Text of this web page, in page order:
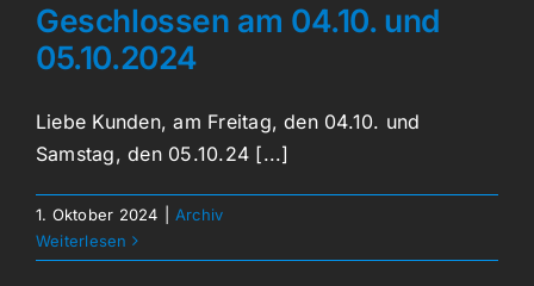
Geschlossen am 04.10. und
05.10.2024
Liebe Kunden, am Freitag, den 04.10. und
Samstag, den 05.10.24 [...]
1. Oktober 2024
Archiv
Weiterlesen